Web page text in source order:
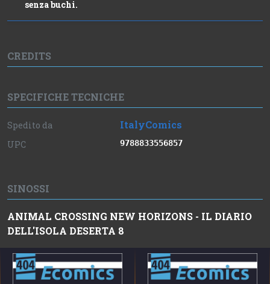
senza buchi.
CREDITS
SPECIFICHE TECNICHE
Spedito da ItalyComics
UPC 9788833556857
SINOSSI
ANIMAL CROSSING NEW HORIZONS - IL DIARIO
DELL'ISOLA DESERTA 8